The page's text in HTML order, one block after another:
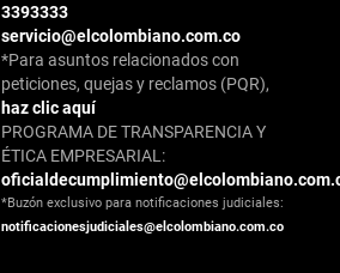
3393333
servicio@elcolombiano.com.co
*Para asuntos relacionados con
peticiones, quejas y reclamos (PQR),
haz clic aquí
PROGRAMA DE TRANSPARENCIA Y
ÉTICA EMPRESARIAL:
*Buzón exclusivo para notificaciones judiciales:
notificacionesjudiciales@elcolombiano.com.co